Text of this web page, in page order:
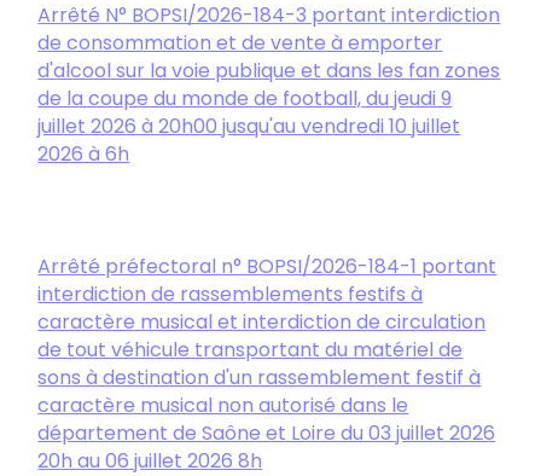
Arrêté N° BOPSI/2026-184-3 portant interdiction
de consommation et de vente à emporter
d'alcool sur la voie publique et dans les fan zones
de la coupe du monde de football, du jeudi 9
juillet 2026 à 20h00 jusqu'au vendredi 10 juillet
2026 à 6h
Arrêté préfectoral n° BOPSI/2026-184-1 portant
interdiction de rassemblements festifs à
caractère musical et interdiction de circulation
de tout véhicule transportant du matériel de
sons à destination d'un rassemblement festif à
caractère musical non autorisé dans le
département de Saône et Loire du 03 juillet 2026
20h au 06 juillet 2026 8h